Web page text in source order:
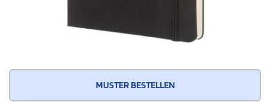
MUSTER BESTELLEN